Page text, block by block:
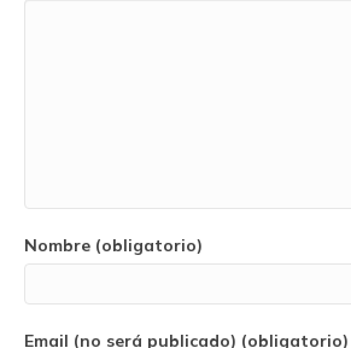
Nombre (obligatorio)
Email (no será publicado) (obligatorio)